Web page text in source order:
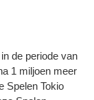
de periode van
1 miljoen meer
Spelen Tokio